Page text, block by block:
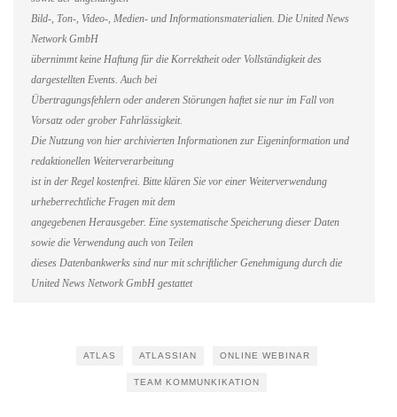
Bild-, Ton-, Video-, Medien- und Informationsmaterialien. Die United News
Network GmbH
übernimmt keine Haftung für die Korrektheit oder Vollständigkeit des
dargestellten Events. Auch bei
Übertragungsfehlern oder anderen Störungen haftet sie nur im Fall von
Vorsatz oder grober Fahrlässigkeit.
Die Nutzung von hier archivierten Informationen zur Eigeninformation und
redaktionellen Weiterverarbeitung
ist in der Regel kostenfrei. Bitte klären Sie vor einer Weiterverwendung
urheberrechtliche Fragen mit dem
angegebenen Herausgeber. Eine systematische Speicherung dieser Daten
sowie die Verwendung auch von Teilen
dieses Datenbankwerks sind nur mit schriftlicher Genehmigung durch die
United News Network GmbH gestattet
ATLAS ATLASSIAN ONLINE WEBINAR
TEAM KOMMUNKIKATION